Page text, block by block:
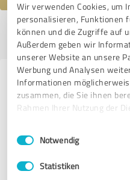
Wir verwenden Cookies, um
personalisieren, Funktionen
können und die Zugriffe auf
Außerdem geben wir
unserer Website an unsere
Werbung und Analysen
Informationen
zusammen, die Sie ihnen
Rahmen Ihrer Nutzung der
Impressum
Einwilligungsauswahl
Notwendig
Statistiken
Profil aktiv seit 05.11.2020 |
Anbietern aus
Better Sell Online GmbH